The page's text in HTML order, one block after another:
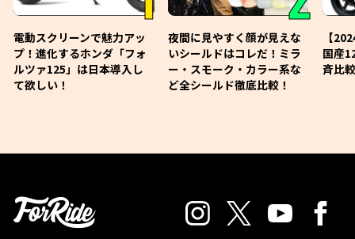
電動スクリーンで魅力アッ
プ！進化するホンダ「フォ
ルツァ125」は日本導入し
て欲しい！
夜間に見やすく顔が見えな
いシールドはコレだ！ミラ
ー・スモーク・カラー系な
ど全シールド徹底比較！
【
国産
斉比